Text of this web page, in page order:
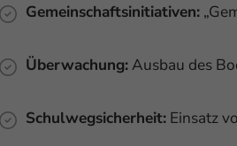
Gemeinschaftsinitiativen:
Überwachung:Ausbau des
Schulwegsicherheit: Einsatz